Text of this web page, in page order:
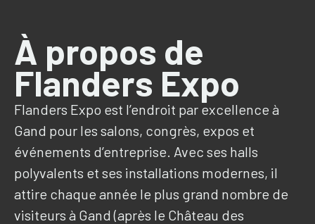
À propos de
Flanders Expo
Flanders Expo est l’endroit par excellence à
Gand pour les salons, congrès, expos et
événements d’entreprise. Avec ses halls
polyvalents et ses installations modernes, il
attire chaque année le plus grand nombre de
visiteurs à Gand (après le Château des